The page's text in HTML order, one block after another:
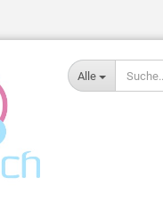
Alle